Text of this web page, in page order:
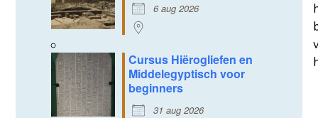
6 aug 2026
Cursus Hiërogliefen en
Middelegyptisch voor
beginners
31 aug 2026